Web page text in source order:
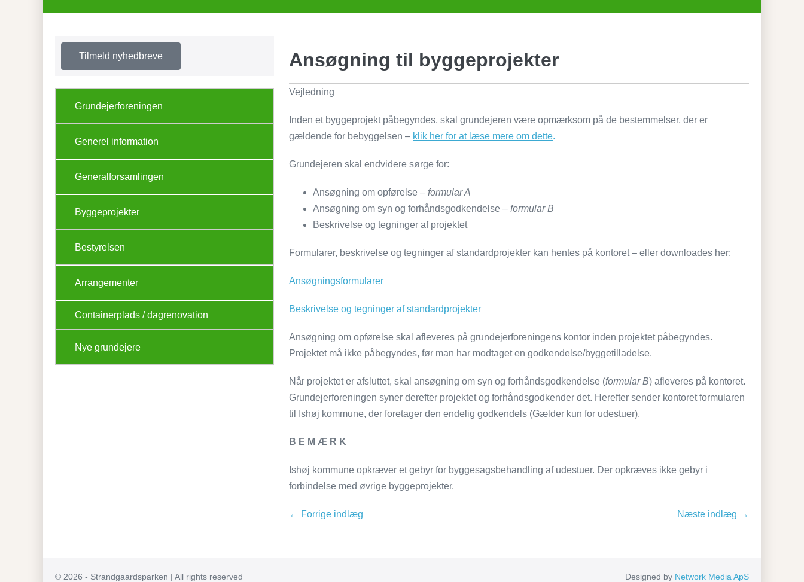
Tilmeld nyhedbreve
Grundejerforeningen
Generel information
Generalforsamlingen
Byggeprojekter
Bestyrelsen
Arrangementer
Containerplads / dagrenovation
Nye grundejere
Ansøgning til byggeprojekter
Vejledning
Inden et byggeprojekt påbegyndes, skal grundejeren være opmærksom på de bestemmelser, der er
gældende for bebyggelsen – klik her for at læse mere om dette.
Grundejeren skal endvideresørge for:
Ansøgning om opførelse –formular A
Ansøgning om syn og forhåndsgodkendelse –formular B
Beskrivelse og tegninger af projektet
Formularer, beskrivelse og tegninger af standardprojekter kan hentes på kontoret – eller downloades her:
Ansøgningsformularer
Beskrivelse og tegninger af standardprojekter
Ansøgning om opførelse skal afleveres på grundejerforeningens kontor inden projektet påbegyndes.
Projektet må ikke påbegyndes, før man har modtaget en godkendelse/byggetilladelse.
Når projektet er afsluttet, skal ansøgning om syn og forhåndsgodkendelse (formular B) afleveres på kontoret.
Grundejerforeningen syner derefter projektet og forhåndsgodkender det. Herefter sender kontoret formularen
til Ishøj kommune, der foretager den endelig godkendels (Gælder kun for udestuer).
B E M Æ R K
Ishøj kommune opkræver et gebyr for byggesagsbehandling af udestuer. Der opkræves ikke gebyr i
forbindelse med øvrige byggeprojekter.
← Forrige indlæg Næste indlæg →
© 2026 - Strandgaardsparken | All rights reserved Designed by Network Media ApS